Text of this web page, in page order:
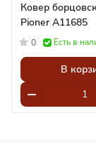
Ковер
Pioner A11685
0 Есть в
В